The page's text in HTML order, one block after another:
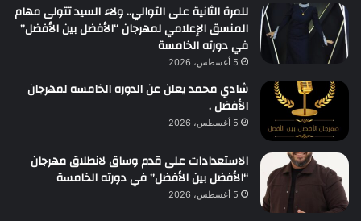
للمرة الثانية على التوالي.. ولاء السيد تتولى مهام
المنسق الإعلامي لمهرجان “الأفضل بين الأفضل”
في دورته الخامسة
5 أغسطس، 2026
شادي محمد يعلن عن الدوره الخامسه لمهرجان
الأفضل .
5 أغسطس، 2026
الاستعدادات على قدم وساق لانطلاق مهرجان
“الأفضل بين الأفضل” في دورته الخامسة
5 أغسطس، 2026